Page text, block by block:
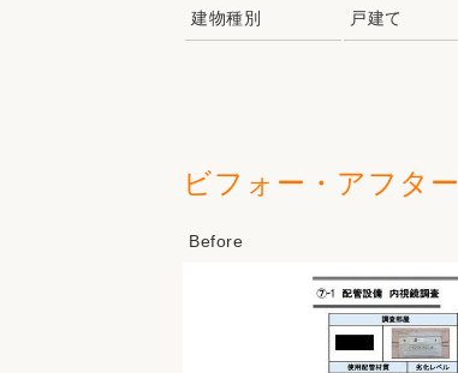
建物種別 戸建て
ビフォー・アフター